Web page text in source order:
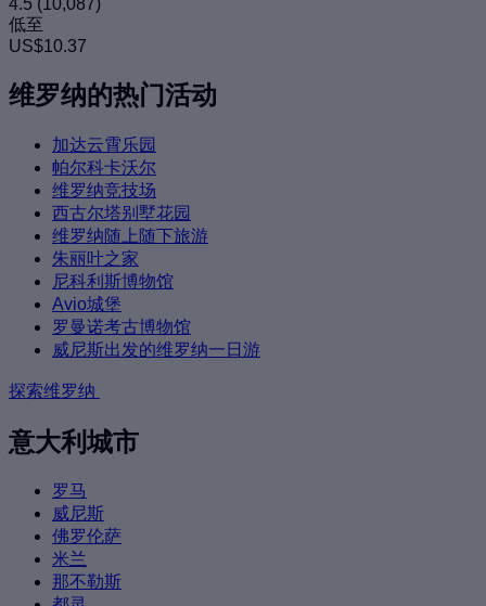
低至
US$10.37
维罗纳的热门活动
加达云霄乐园
帕尔科卡沃尔
维罗纳竞技场
西古尔塔别墅花园
维罗纳随上随下旅游
朱丽叶之家
尼科利斯博物馆
Avio城堡
罗曼诺考古博物馆
威尼斯出发的维罗纳一日游
探索维罗纳
意大利城市
罗马
威尼斯
佛罗伦萨
米兰
那不勒斯